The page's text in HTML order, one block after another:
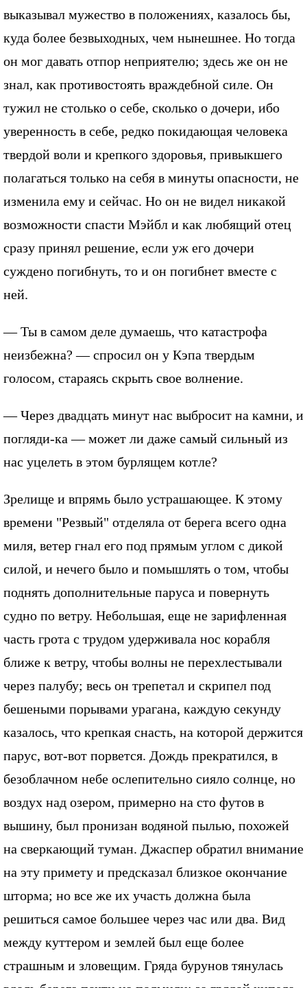
выказывал мужество в положениях, казалось бы,
куда более безвыходных, чем нынешнее. Но тогда
он мог давать отпор неприятелю; здесь же он не
знал, как противостоять враждебной силе. Он
тужил не столько о себе, сколько о дочери, ибо
уверенность в себе, редко покидающая человека
твердой воли и крепкого здоровья, привыкшего
полагаться только на себя в минуты опасности, не
изменила ему и сейчас. Но он не видел никакой
возможности спасти Мэйбл и как любящий отец
сразу принял решение, если уж его дочери
суждено погибнуть, то и он погибнет вместе с
ней.
— Ты в самом деле думаешь, что катастрофа
неизбежна? — спросил он у Кэпа твердым
голосом, стараясь скрыть свое волнение.
— Через двадцать минут нас выбросит на камни, и
погляди-ка — может ли даже самый сильный из
нас уцелеть в этом бурлящем котле?
Зрелище и впрямь было устрашающее. К этому
времени "Резвый" отделяла от берега всего одна
миля, ветер гнал его под прямым углом с дикой
силой, и нечего было и помышлять о том, чтобы
поднять дополнительные паруса и повернуть
судно по ветру. Небольшая, еще не зарифленная
часть грота с трудом удерживала нос корабля
ближе к ветру, чтобы волны не перехлестывали
через палубу; весь он трепетал и скрипел под
бешеными порывами урагана, каждую секунду
казалось, что крепкая снасть, на которой держится
парус, вот-вот порвется. Дождь прекратился, в
безоблачном небе ослепительно сияло солнце, но
воздух над озером, примерно на сто футов в
вышину, был пронизан водяной пылью, похожей
на сверкающий туман. Джаспер обратил внимание
на эту примету и предсказал близкое окончание
шторма; но все же их участь должна была
решиться самое большее через час или два. Вид
между куттером и землей был еще более
страшным и зловещим. Гряда бурунов тянулась